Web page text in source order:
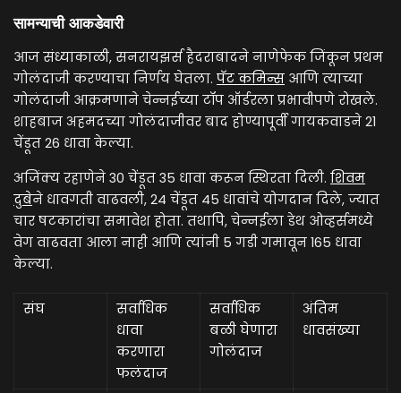
सामन्याची आकडेवारी
आज संध्याकाळी, सनरायझर्स हैदराबादने नाणेफेक जिंकून प्रथम
गोलंदाजी करण्याचा निर्णय घेतला. पॅट कमिन्स आणि त्याच्या
गोलंदाजी आक्रमणाने चेन्नईच्या टॉप ऑर्डरला प्रभावीपणे रोखले.
शाहबाज अहमदच्या गोलंदाजीवर बाद होण्यापूर्वी गायकवाडने 21
चेंडूत 26 धावा केल्या.
अजिंक्य रहाणेने 30 चेंडूत 35 धावा करून स्थिरता दिली. शिवम
दुबेने धावगती वाढवली, 24 चेंडूत 45 धावांचे योगदान दिले, ज्यात
चार षटकारांचा समावेश होता. तथापि, चेन्नईला डेथ ओव्हर्समध्ये
वेग वाढवता आला नाही आणि त्यांनी 5 गडी गमावून 165 धावा
केल्या.
संघ
सर्वाधिक
धावा
करणारा
फलंदाज
सर्वाधिक
बळी घेणारा
गोलंदाज
अंतिम
धावसंख्या